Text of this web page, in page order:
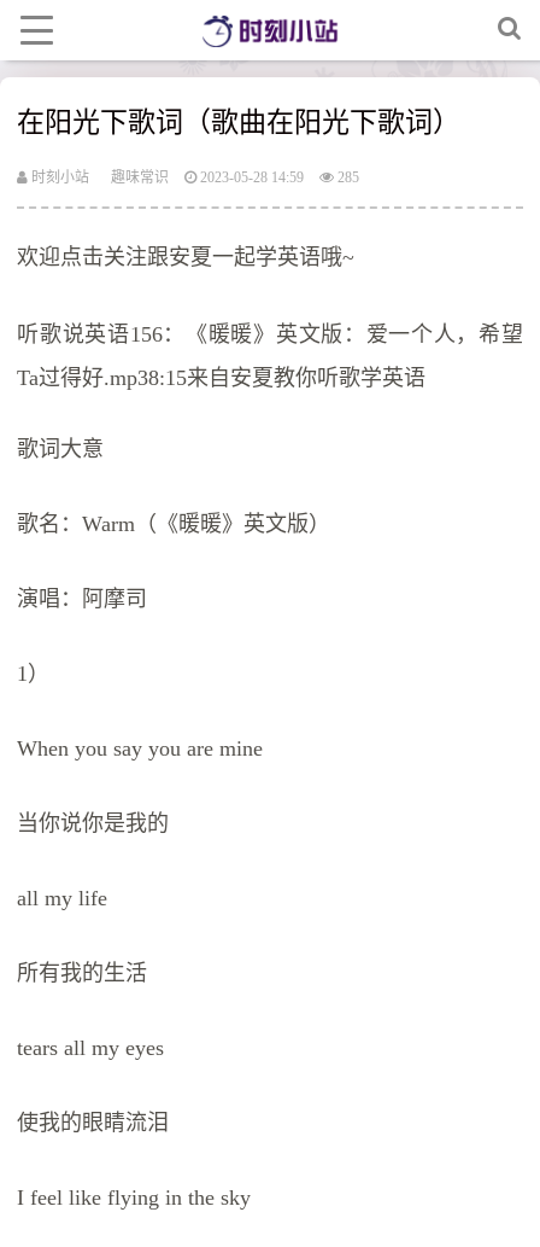
在阳光下歌词（歌曲在阳光下歌词）
时刻小站 趣味常识 2023-05-28 14:59 285
欢迎点击关注跟安夏一起学英语哦~
听歌说英语156：《暖暖》英文版：爱一个人，希望
Ta过得好.mp38:15来自安夏教你听歌学英语
歌词大意
歌名：Warm（《暖暖》英文版）
演唱：阿摩司
1）
When you say you are mine
当你说你是我的
all my life
所有我的生活
tears all my eyes
使我的眼睛流泪
I feel like flying in the sky